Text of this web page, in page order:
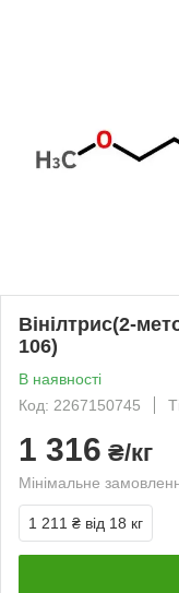
Вінілтрис(2-
106)
В наявності
Код: 2267150745
1 316 ₴/кг
Мінімальне
1 211 ₴ від 18 кг